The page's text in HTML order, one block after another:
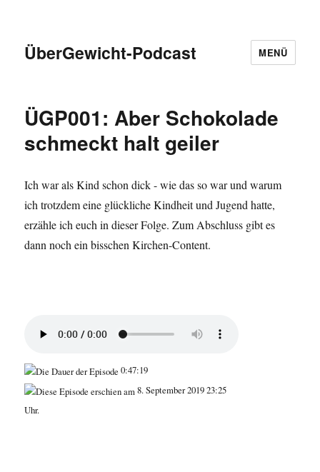
ÜberGewicht-Podcast MENÜ
ÜGP001: Aber Schokolade
schmeckt halt geiler
Ich war als Kind schon dick - wie das so war und warum
ich trotzdem eine glückliche Kindheit und Jugend hatte,
erzähle ich euch in dieser Folge. Zum Abschluss gibt es
dann noch ein bisschen Kirchen-Content.
0:47:19
8. September 2019 23:25
Uhr.